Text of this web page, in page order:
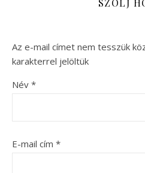
SZÓLJ
Az e-mail címet nem tesszük
karakterrel jelöltük
Név *
E-mail cím *